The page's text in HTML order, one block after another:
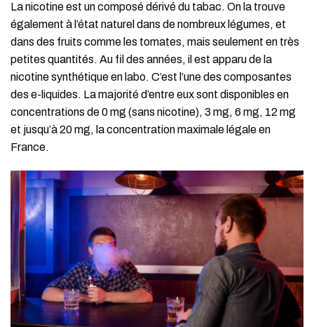
La nicotine est un composé dérivé du tabac. On la trouve
également à l’état naturel dans de nombreux légumes, et
dans des fruits comme les tomates, mais seulement en très
petites quantités. Au fil des années, il est apparu de la
nicotine synthétique en labo. C’est l’une des composantes
des e-liquides. La majorité d’entre eux sont disponibles en
concentrations de 0 mg (sans nicotine), 3 mg, 6 mg, 12 mg
et jusqu’à 20 mg, la concentration maximale légale en
France.